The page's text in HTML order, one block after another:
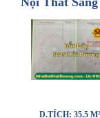
D.TÍCH: 35.5 M²